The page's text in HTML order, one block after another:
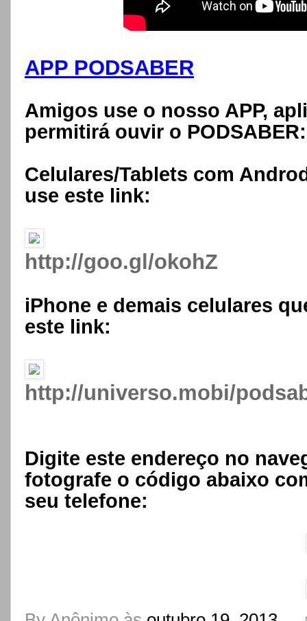
APP PODSABER
Amigos use o nosso APP,
permitirá ouvir o
Celulares/Tablets com
use este link:
http://goo.gl/okohZ
iPhone e demais celulares
este link:
http://universo.mobi/
Digite este endereço no
fotografe o código abaixo
seu telefone: